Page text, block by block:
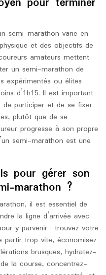
semi-marathon varie en
et des objectifs de
amateurs mettent
un semi-marathon de
expérimentés ou élites
d’1h15. Il est important
de participer et de se fixer
plutôt que de se
progresse à son propre
semi-marathon est une
pour gérer son
marathon ?
il est essentiel de
la ligne d’arrivée avec
y parvenir : trouvez votre
partir trop vite, économisez
brusques, hydratez-
la course, concentrez-